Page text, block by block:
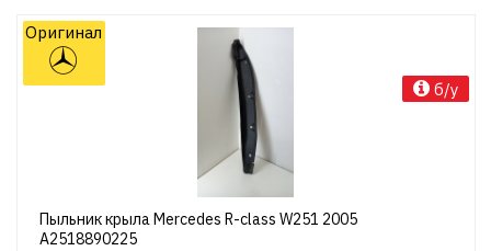
Пыльник крыла Mercedes R-class W251 2005
A2518890225
Оригинал
б/у